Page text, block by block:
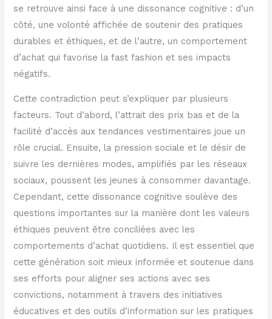
se retrouve ainsi face à une dissonance cognitive : d’un
côté, une volonté affichée de soutenir des pratiques
durables et éthiques, et de l’autre, un comportement
d’achat qui favorise la fast fashion et ses impacts
négatifs.
Cette contradiction peut s’expliquer par plusieurs
facteurs. Tout d’abord, l’attrait des prix bas et de la
facilité d’accès aux tendances vestimentaires joue un
rôle crucial. Ensuite, la pression sociale et le désir de
suivre les dernières modes, amplifiés par les réseaux
sociaux, poussent les jeunes à consommer davantage.
Cependant, cette dissonance cognitive soulève des
questions importantes sur la manière dont les valeurs
éthiques peuvent être conciliées avec les
comportements d’achat quotidiens. Il est essentiel que
cette génération soit mieux informée et soutenue dans
ses efforts pour aligner ses actions avec ses
convictions, notamment à travers des initiatives
éducatives et des outils d’information sur les pratiques